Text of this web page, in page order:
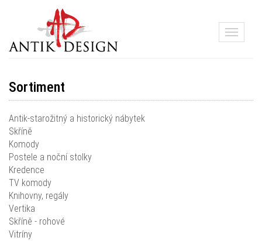
Toggle
Sortiment
Antik-starožitný a historický nábytek
Skříně
Komody
Postele a noční stolky
Kredence
TV komody
Knihovny, regály
Vertika
Skříně - rohové
Vitríny